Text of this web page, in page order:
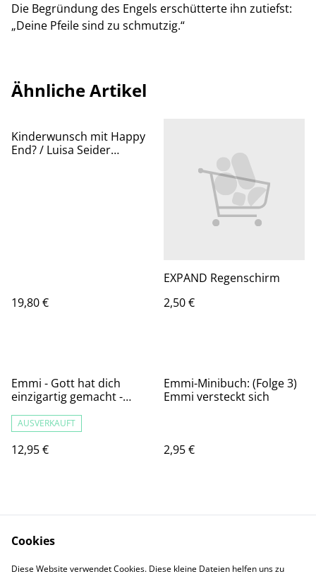
Die Begründung des Engels erschütterte ihn zutiefst:
„Deine Pfeile sind zu schmutzig.“
Ähnliche Artikel
Kinderwunsch mit Happy
End? / Luisa Seider
19,80 €
EXPAND Regenschirm
2,50 €
Emmi - Gott hat dich
einzigartig gemacht -
AUSVERKAUFT
12,95 €
Emmi-Minibuch: (Folge 3)
Emmi versteckt sich
2,95 €
Cookies
Diese Website verwendet Cookies. Diese kleine Dateien helfen uns zu